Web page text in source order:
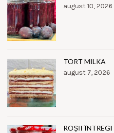
august 10, 2026
TORT MILKA
august 7, 2026
ROȘII ÎNTREGI